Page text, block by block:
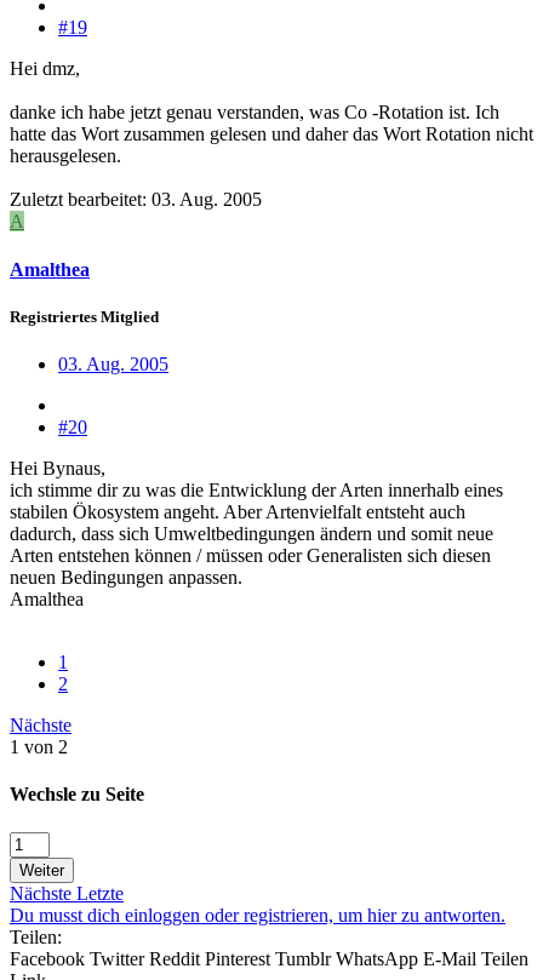
#19
Hei dmz,
danke ich habe jetzt genau verstanden, was Co -Rotation ist. Ich
hatte das Wort zusammen gelesen und daher das Wort Rotation nicht
herausgelesen.
Zuletzt bearbeitet: 03. Aug. 2005
A
Amalthea
Registriertes Mitglied
03. Aug. 2005
#20
Hei Bynaus,
ich stimme dir zu was die Entwicklung der Arten innerhalb eines
stabilen Ökosystem angeht. Aber Artenvielfalt entsteht auch
dadurch, dass sich Umweltbedingungen ändern und somit neue
Arten entstehen können / müssen oder Generalisten sich diesen
neuen Bedingungen anpassen.
Amalthea
1
2
Nächste
1 von 2
Wechsle zu Seite
Weiter
Nächste Letzte
Du musst dich einloggen oder registrieren, um hier zu antworten.
Teilen:
Facebook Twitter Reddit Pinterest Tumblr WhatsApp E-Mail Teilen